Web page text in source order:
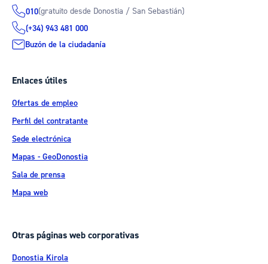
010(gratuito desde Donostia / San Sebastián)
(+34) 943 481 000
Buzón de la ciudadanía
Enlaces útiles
Ofertas de empleo
Perfil del contratante
Sede electrónica
Mapas - GeoDonostia
Sala de prensa
Mapa web
Otras páginas web corporativas
Donostia Kirola